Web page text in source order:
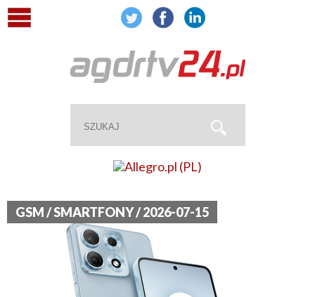
GSM / SMARTFONY / 2026-07-15